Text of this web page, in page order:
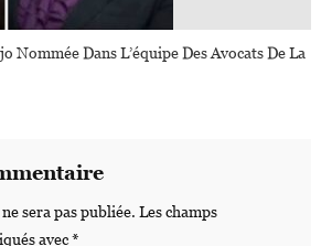
Nommée Dans L’équipe Des Avocats De La
sera pas publiée. Les champs
avec*